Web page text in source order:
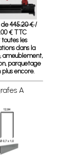
de445.20 €/
€ TTC
toutes les
dans la
ameublement,
parquetage
encore.
A